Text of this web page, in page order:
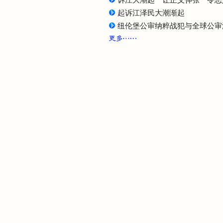
起诉江泽民大潮渐起
纽伦堡公审纳粹战犯与全球公